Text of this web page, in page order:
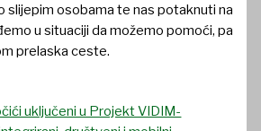
slijepim osobama te nas potaknuti na
u situaciji da možemo pomoći, pa
prelaska ceste.